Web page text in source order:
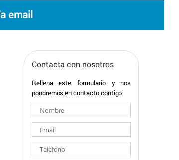
email
Contacta con nosotros
Rellena este formulario y nos
pondremos en contacto contigo